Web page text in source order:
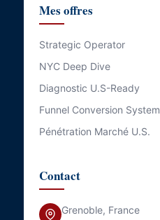
Mes offres
Strategic Operator
NYC Deep Dive
Diagnostic U.S-Ready
Funnel Conversion System
Pénétration Marché U.S.
Contact
Grenoble, France